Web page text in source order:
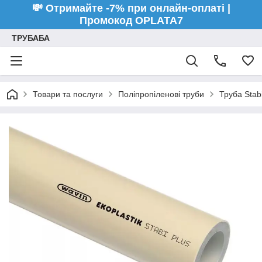
💸 Отримайте -7% при онлайн-оплаті |
Промокод OPLATA7
ТРУБАБА
Товари та послуги Поліпропіленові труби Труба